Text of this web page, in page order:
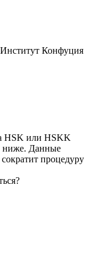
Институт Конфуция
HSK или HSKK
ниже. Данные
процедуру